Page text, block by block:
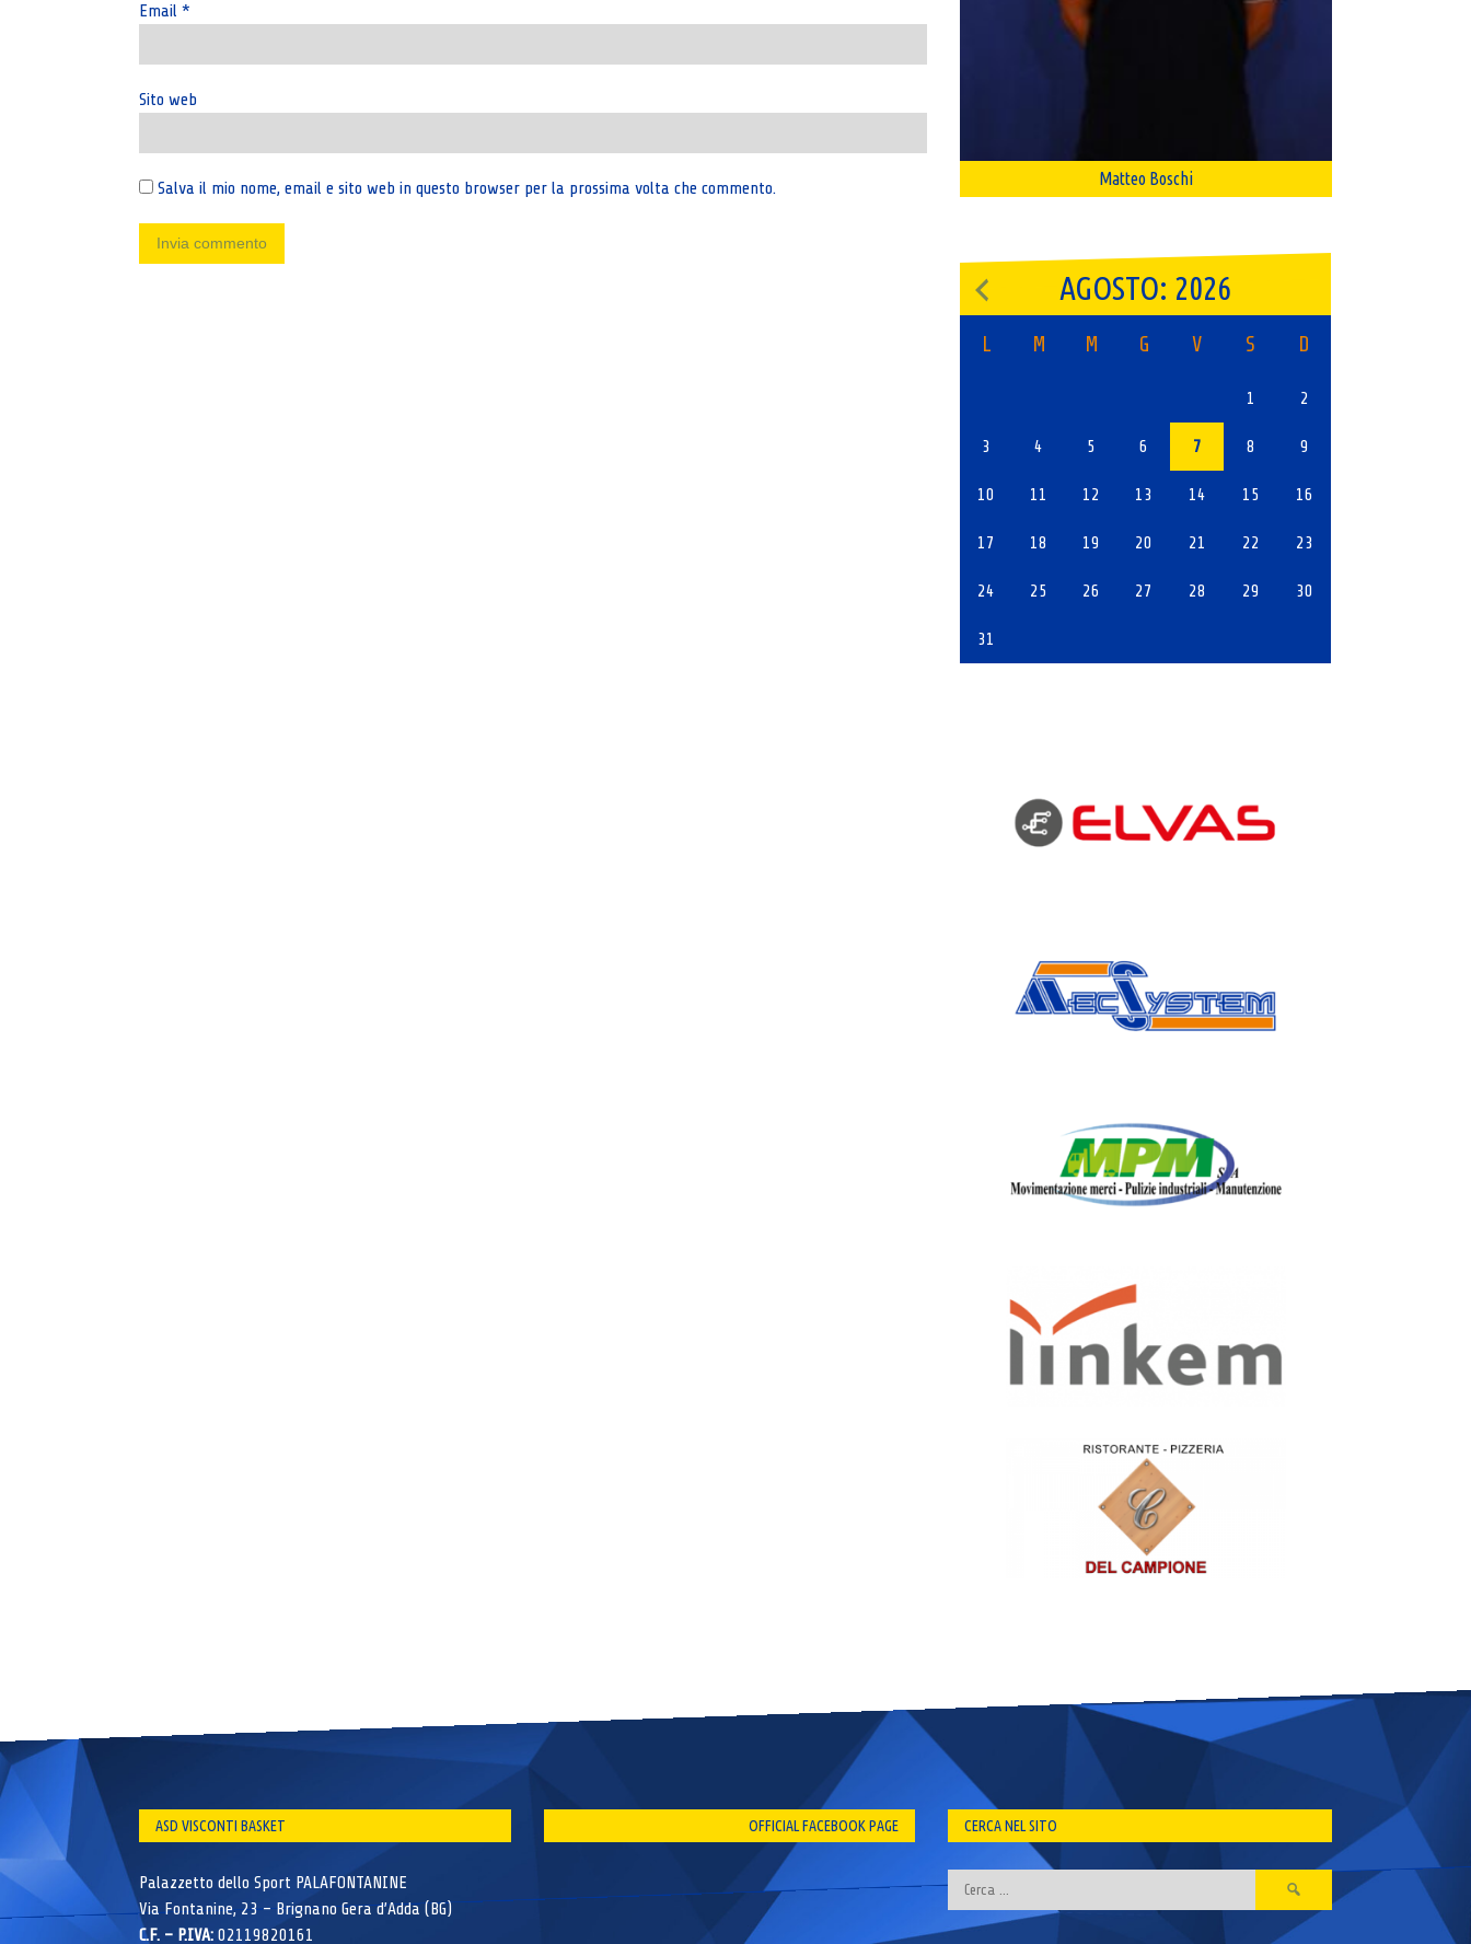
Email *
Sito web
Salva il mio nome, email e sito web in questo browser per la prossima volta che commento. Matteo Boschi
AGOSTO: 2026
L M M G V S D
1 2
3 4 5 6 7 8 9
10 11 12 13 14 15 16
17 18 19 20 21 22 23
24 25 26 27 28 29 30
31
ASD VISCONTI BASKET
Palazzetto dello Sport PALAFONTANINE
Via Fontanine, 23 – Brignano Gera d’Adda (BG)
C.F. – P.IVA: 02119820161
OFFICIAL FACEBOOK PAGE CERCA NEL SITO
Ricerca
per: